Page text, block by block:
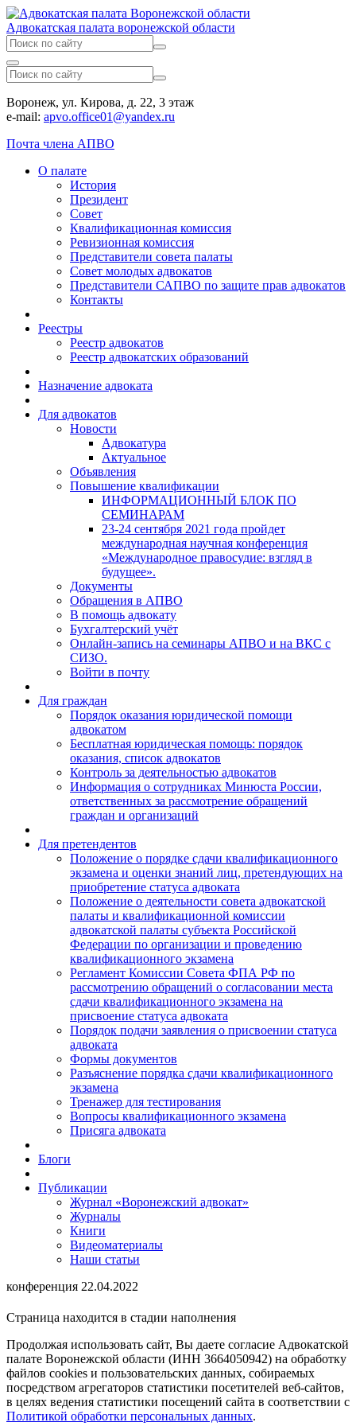
Адвокатская палата воронежской области
Воронеж, ул. Кирова, д. 22, 3 этаж
e-mail: apvo.office01@yandex.ru
Почта члена АПВО
О палате
История
Президент
Совет
Квалификационная комиссия
Ревизионная комиссия
Представители совета палаты
Совет молодых адвокатов
Представители САПВО по защите прав адвокатов
Контакты
Реестры
Реестр адвокатов
Реестр адвокатских образований
Назначение адвоката
Для адвокатов
Новости
Адвокатура
Актуальное
Объявления
Повышение квалификации
ИНФОРМАЦИОННЫЙ БЛОК ПО
СЕМИНАРАМ
23-24 сентября 2021 года пройдет
международная научная конференция
«Международное правосудие: взгляд в
будущее».
Документы
Обращения в АПВО
В помощь адвокату
Бухгалтерский учёт
Онлайн-запись на семинары АПВО и на ВКС с
СИЗО.
Войти в почту
Для граждан
Порядок оказания юридической помощи
адвокатом
Бесплатная юридическая помощь: порядок
оказания, список адвокатов
Контроль за деятельностью адвокатов
Информация о сотрудниках Минюста России,
ответственных за рассмотрение обращений
граждан и организаций
Для претендентов
Положение о порядке сдачи квалификационного
экзамена и оценки знаний лиц, претендующих на
приобретение статуса адвоката
Положение о деятельности совета адвокатской
палаты и квалификационной комиссии
адвокатской палаты субъекта Российской
Федерации по организации и проведению
квалификационного экзамена
Регламент Комиссии Совета ФПА РФ по
рассмотрению обращений о согласовании места
сдачи квалификационного экзамена на
присвоение статуса адвоката
Порядок подачи заявления о присвоении статуса
адвоката
Формы документов
Разъяснение порядка сдачи квалификационного
экзамена
Тренажер для тестирования
Вопросы квалификационного экзамена
Присяга адвоката
Блоги
Публикации
Журнал «Воронежский адвокат»
Журналы
Книги
Видеоматериалы
Наши статьи
конференция 22.04.2022
Страница находится в стадии наполнения
Продолжая использовать сайт, Вы даете согласие Адвокатской
палате Воронежской области (ИНН 3664050942) на обработку
файлов cookies и пользовательских данных, собираемых
посредством агрегаторов статистики посетителей веб-сайтов,
в целях ведения статистики посещений сайта в соответствии с
Политикой обработки персональных данных.